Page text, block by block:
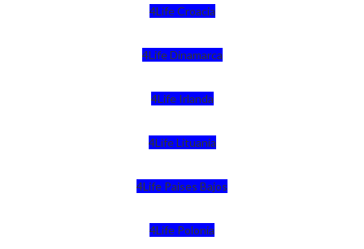
4Life Croacia
4Life Dinamarca
4Life Irlanda
4Life Lituania
4Life Paises Bajos
4Life Polonia